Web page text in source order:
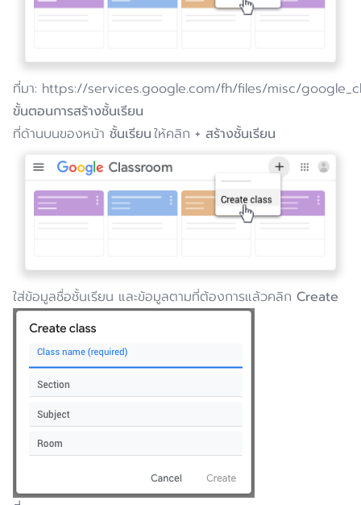
ที่มา: https://services.google.com/fh/files/misc/
ขั้นตอนการสร้างชั้นเรียน
ที่ด้านบนของหน้า ชั้นเรียนให้คลิก + สร้างชั้นเรียน
ใส่ข้อมูลชื่อชั้นเรียน และข้อมูลตามที่ต้องการแล้วคลิก Create